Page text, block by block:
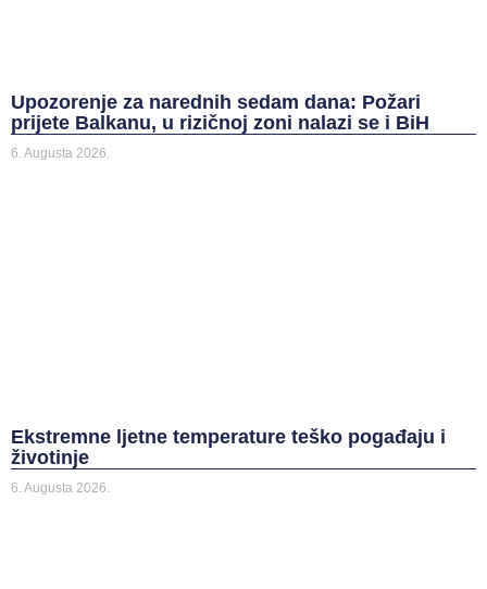
Upozorenje za narednih sedam dana: Požari
prijete Balkanu, u rizičnoj zoni nalazi se i BiH
6. Augusta 2026.
Ekstremne ljetne temperature teško pogađaju i
životinje
6. Augusta 2026.